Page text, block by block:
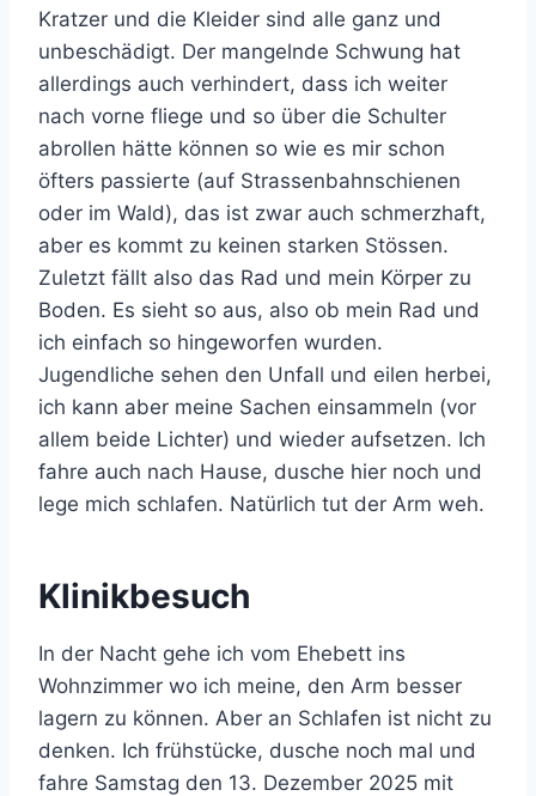
Kratzer und die Kleider sind alle ganz und
unbeschädigt. Der mangelnde Schwung hat
allerdings auch verhindert, dass ich weiter
nach vorne fliege und so über die Schulter
abrollen hätte können so wie es mir schon
öfters passierte (auf Strassenbahnschienen
oder im Wald), das ist zwar auch schmerzhaft,
aber es kommt zu keinen starken Stössen.
Zuletzt fällt also das Rad und mein Körper zu
Boden. Es sieht so aus, also ob mein Rad und
ich einfach so hingeworfen wurden.
Jugendliche sehen den Unfall und eilen herbei,
ich kann aber meine Sachen einsammeln (vor
allem beide Lichter) und wieder aufsetzen. Ich
fahre auch nach Hause, dusche hier noch und
lege mich schlafen. Natürlich tut der Arm weh.
Klinikbesuch
In der Nacht gehe ich vom Ehebett ins
Wohnzimmer wo ich meine, den Arm besser
lagern zu können. Aber an Schlafen ist nicht zu
denken. Ich frühstücke, dusche noch mal und
fahre Samstag den 13. Dezember 2025 mit